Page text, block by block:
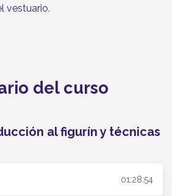
vestuario.
del curso
al figurín y técnicas
01:28:54